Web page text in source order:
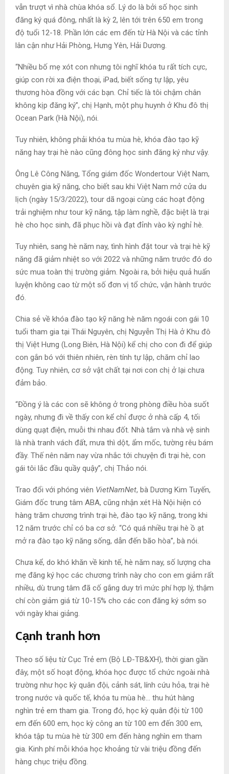
vẫn trượt vì nhà chùa khóa sổ. Lý do là bởi số học sinh
đăng ký quá đông, nhất là kỳ 2, lên tới trên 650 em trong
độ tuổi 12-18. Phần lớn các em đến từ Hà Nội và các tỉnh
lân cận như Hải Phòng, Hưng Yên, Hải Dương.
“Nhiều bố mẹ xót con nhưng tôi nghĩ khóa tu rất tích cực,
giúp con rời xa điện thoại, iPad, biết sống tự lập, yêu
thương hòa đồng với các bạn. Chỉ tiếc là tôi chậm chân
không kịp đăng ký”, chị Hạnh, một phụ huynh ở Khu đô thị
Ocean Park (Hà Nội), nói.
Tuy nhiên, không phải khóa tu mùa hè, khóa đào tạo kỹ
năng hay trại hè nào cũng đông học sinh đăng ký như vậy.
Ông Lê Công Năng, Tổng giám đốc Wondertour Việt Nam,
chuyên gia kỹ năng, cho biết sau khi Việt Nam mở cửa du
lịch (ngày 15/3/2022), tour dã ngoại cùng các hoạt động
trải nghiệm như tour kỹ năng, tập làm nghề, đặc biệt là trại
hè cho học sinh, đã phục hồi và đạt đỉnh vào kỳ nghỉ hè.
Tuy nhiên, sang hè năm nay, tình hình đặt tour và trại hè kỹ
năng đã giảm nhiệt so với 2022 và những năm trước đó do
sức mua toàn thị trường giảm. Ngoài ra, bởi hiệu quả huấn
luyện không cao từ một số đơn vị tổ chức, vận hành trước
đó.
Chia sẻ về khóa đào tạo kỹ năng hè năm ngoái con gái 10
tuổi tham gia tại Thái Nguyên, chị Nguyễn Thị Hà ở Khu đô
thị Việt Hưng (Long Biên, Hà Nội) kể chị cho con đi để giúp
con gắn bó với thiên nhiên, rèn tính tự lập, chăm chỉ lao
động. Tuy nhiên, cơ sở vật chất tại nơi con chị ở lại chưa
đảm bảo.
“Đồng ý là các con sẽ không ở trong phòng điều hòa suốt
ngày, nhưng đi về thấy con kể chỉ được ở nhà cấp 4, tối
dùng quạt điện, muỗi thi nhau đốt. Nhà tắm và nhà vệ sinh
là nhà tranh vách đất, mưa thì dột, ẩm mốc, tường rêu bám
đầy. Thế nên năm nay vừa nhắc tới chuyện đi trại hè, con
gái tôi lắc đầu quầy quậy”, chị Thảo nói.
Trao đổi với phóng viên VietNamNet, bà Dương Kim Tuyến,
Giám đốc trung tâm ABA, cũng nhận xét Hà Nội hiện có
hàng trăm chương trình trại hè, đào tạo kỹ năng, trong khi
12 năm trước chỉ có ba cơ sở. “Có quá nhiều trại hè ồ ạt
mở ra đào tạo kỹ năng sống, dẫn đến bão hòa”, bà nói.
Chưa kể, do khó khăn về kinh tế, hè năm nay, số lượng cha
mẹ đăng ký học các chương trình này cho con em giảm rất
nhiều, dù trung tâm đã cố gắng duy trì mức phí hợp lý, thậm
chí còn giảm giá từ 10-15% cho các con đăng ký sớm so
với ngày khai giảng.
Cạnh tranh hơn
Theo số liệu từ Cục Trẻ em (Bộ LĐ-TB&XH), thời gian gần
đây, một số hoạt động, khóa học được tổ chức ngoài nhà
trường như học kỳ quân đội, cảnh sát, lính cứu hỏa, trại hè
trong nước và quốc tế, khóa tu mùa hè… thu hút hàng
nghìn trẻ em tham gia. Trong đó, học kỳ quân đội từ 100
em đến 600 em, học kỳ công an từ 100 em đến 300 em,
khóa tập tu mùa hè từ 300 em đến hàng nghìn em tham
gia. Kinh phí mỗi khóa học khoảng từ vài triệu đồng đến
hàng chục triệu đồng.